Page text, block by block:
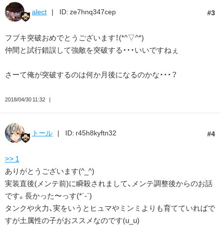
3
alect ID: ze7hnq347cep
フブキ突破おめでとうございます！(*^▽^*)
仲間と試行錯誤して強敵を突破する・・・いいですねぇ
さーて俺が突破するのは何か月後になるのかな・・・？
2018/04/30 11:32
4
トール ID: r45h8kyftn32
>> 1
ありがとうございます(^_^)
実装直後(メンテ前)に瞬殺されまして、メンテ調整後からのお話
です。長かった〜っす(*´-`)
タンクや火力、実をいうとヒュマやミンミよりも育てていればで
すが土属性の子がおススメなのです(u_u)